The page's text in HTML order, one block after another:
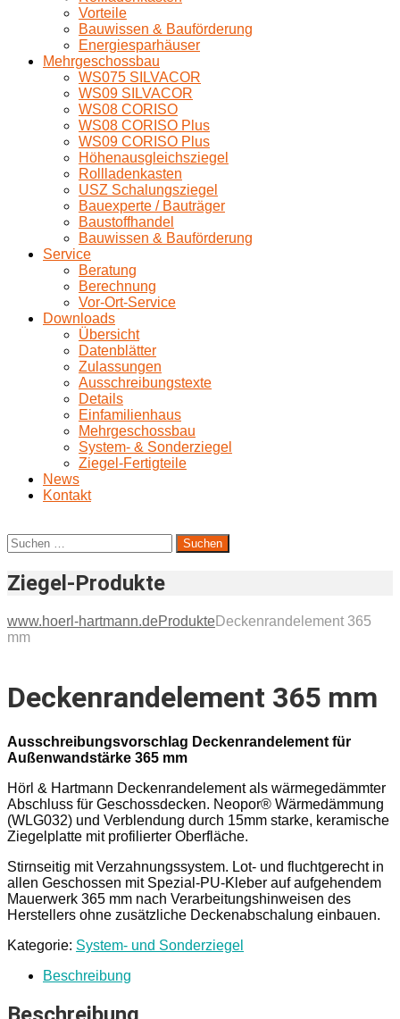
Vorteile
Bauwissen & Bauförderung
Energiesparhäuser
Mehrgeschossbau
WS075 SILVACOR
WS09 SILVACOR
WS08 CORISO
WS08 CORISO Plus
WS09 CORISO Plus
Höhenausgleichsziegel
Rollladenkasten
USZ Schalungsziegel
Bauexperte / Bauträger
Baustoffhandel
Bauwissen & Bauförderung
Service
Beratung
Berechnung
Vor-Ort-Service
Downloads
Übersicht
Datenblätter
Zulassungen
Ausschreibungstexte
Details
Einfamilienhaus
Mehrgeschossbau
System- & Sonderziegel
Ziegel-Fertigteile
News
Kontakt
Suchen
nach:
Ziegel-Produkte
www.hoerl-hartmann.deProdukteDeckenrandelement 365
mm
Deckenrandelement 365 mm
Ausschreibungsvorschlag Deckenrandelement für
Außenwandstärke 365 mm
Hörl & Hartmann Deckenrandelement als wärmegedämmter
Abschluss für Geschossdecken. Neopor® Wärmedämmung
(WLG032) und Verblendung durch 15mm starke, keramische
Ziegelplatte mit profilierter Oberfläche.
Stirnseitig mit Verzahnungssystem. Lot- und fluchtgerecht in
allen Geschossen mit Spezial-PU-Kleber auf aufgehendem
Mauerwerk 365 mm nach Verarbeitungshinweisen des
Herstellers ohne zusätzliche Deckenabschalung einbauen.
Kategorie: System- und Sonderziegel
Beschreibung